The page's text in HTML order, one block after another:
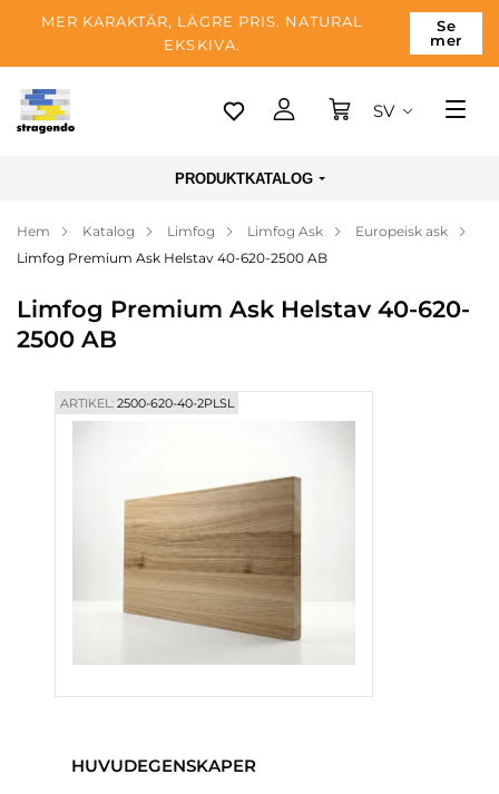
MER KARAKTÄR, LÄGRE PRIS. NATURAL
EKSKIVA.
Se
mer
Tallinn
Betalning
Blogg
SV
PRODUKTKATALOG
Hem Katalog Limfog Limfog Ask
Europeisk ask
Limfog Premium Ask Helstav 40-620-2500 AB
Limfog Premium Ask Helstav 40-620-
2500 AB
ARTIKEL:2500-620-40-2PLSL
HUVUDEGENSKAPER